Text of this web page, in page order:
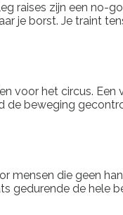
raises zijn een no-
je borst. Je traint
voor het circus.
de beweging
mensen die geen
gedurende de hele